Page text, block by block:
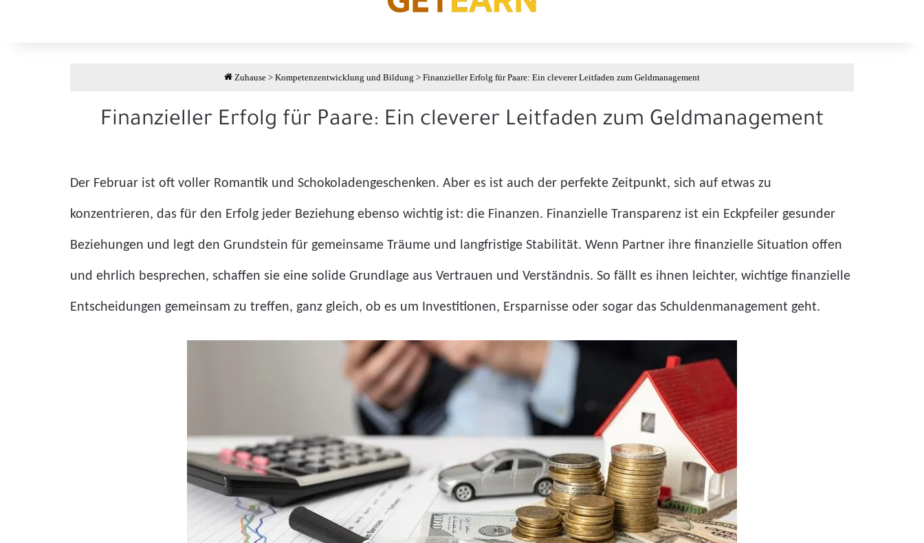
Zuhause > Kompetenzentwicklung und Bildung > Finanzieller Erfolg für Paare: Ein cleverer Leitfaden zum Geldmanagement
Finanzieller Erfolg für Paare: Ein cleverer Leitfaden zum Geldmanagement
Der Februar ist oft voller Romantik und Schokoladengeschenken. Aber es ist auch der perfekte Zeitpunkt, sich auf etwas zu
konzentrieren, das für den Erfolg jeder Beziehung ebenso wichtig ist: die Finanzen. Finanzielle Transparenz ist ein Eckpfeiler gesunder
Beziehungen und legt den Grundstein für gemeinsame Träume und langfristige Stabilität. Wenn Partner ihre finanzielle Situation offen
und ehrlich besprechen, schaffen sie eine solide Grundlage aus Vertrauen und Verständnis. So fällt es ihnen leichter, wichtige finanzielle
Entscheidungen gemeinsam zu treffen, ganz gleich, ob es um Investitionen, Ersparnisse oder sogar das Schuldenmanagement geht.